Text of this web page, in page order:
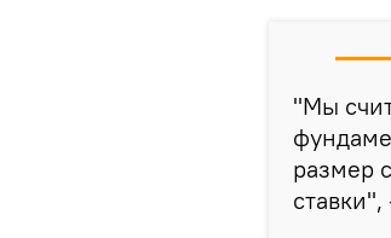
"Мы
размер